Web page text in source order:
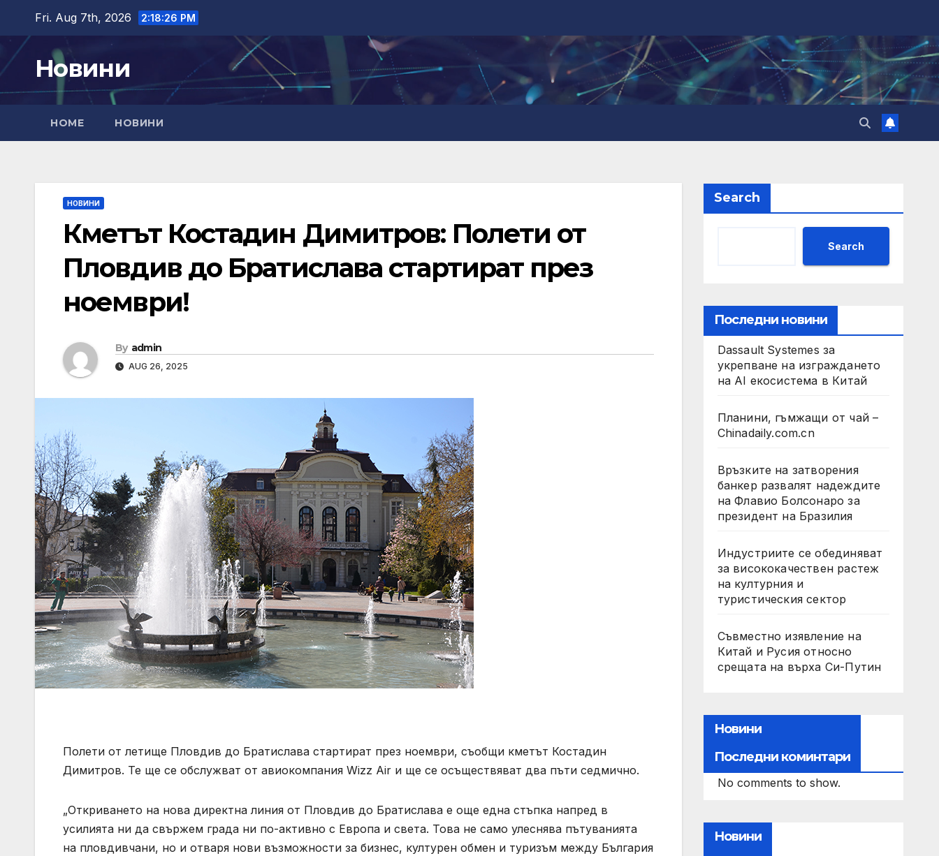
content
Fri. Aug 7th, 2026 2:18:27 PM
Новини
HOME НОВИНИ
НОВИНИ
Кметът Костадин Димитров: Полети от
Пловдив до Братислава стартират през
ноември!
By admin
AUG 26, 2025
Полети от летище Пловдив до Братислава стартират през ноември, съобщи кметът Костадин
Димитров. Те ще се обслужват от авиокомпания Wizz Air и ще се осъществяват два пъти седмично.
„Откриването на нова директна линия от Пловдив до Братислава е още една стъпка напред в
усилията ни да свържем града ни по-активно с Европа и света. Това не само улеснява пътуванията
на пловдивчани, но и отваря нови възможности за бизнес, културен обмен и туризъм между България
Search
Search
Последни новини
Dassault Systemes за
укрепване на изграждането
на AI екосистема в Китай
Планини, гъмжащи от чай –
Chinadaily.com.cn
Връзките на затворения
банкер развалят надеждите
на Флавио Болсонаро за
президент на Бразилия
Индустриите се обединяват
за висококачествен растеж
на културния и
туристическия сектор
Съвместно изявление на
Китай и Русия относно
срещата на върха Си-Путин
Новини
Последни коминтари
No comments to show.
Новини